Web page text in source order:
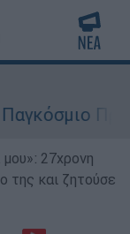
27χρονη
της και ζητούσε